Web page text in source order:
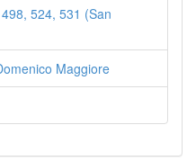
524, 531 (San
Maggiore